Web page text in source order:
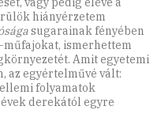
hiányérzetem
sugarainak fényében
ismerhettem
Amit egyetemi
az egyértelművé vált:
folyamatok
derekától egyre